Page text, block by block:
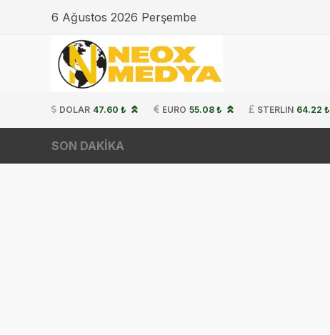
6 Ağustos 2026 Perşembe
DOLAR 47.60 ₺ EURO 55.08 ₺ STERLIN 64.22 ₺
SON DAKİKA